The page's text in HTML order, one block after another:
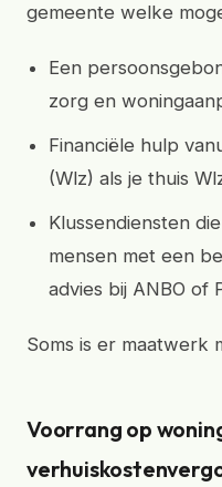
gemeente welke
Een
zorg en
Financiële hulp
(Wlz) als je thuis
Klussendiensten
mensen met een
advies bij ANBO of
Soms is er maatwerk
Voorrang op